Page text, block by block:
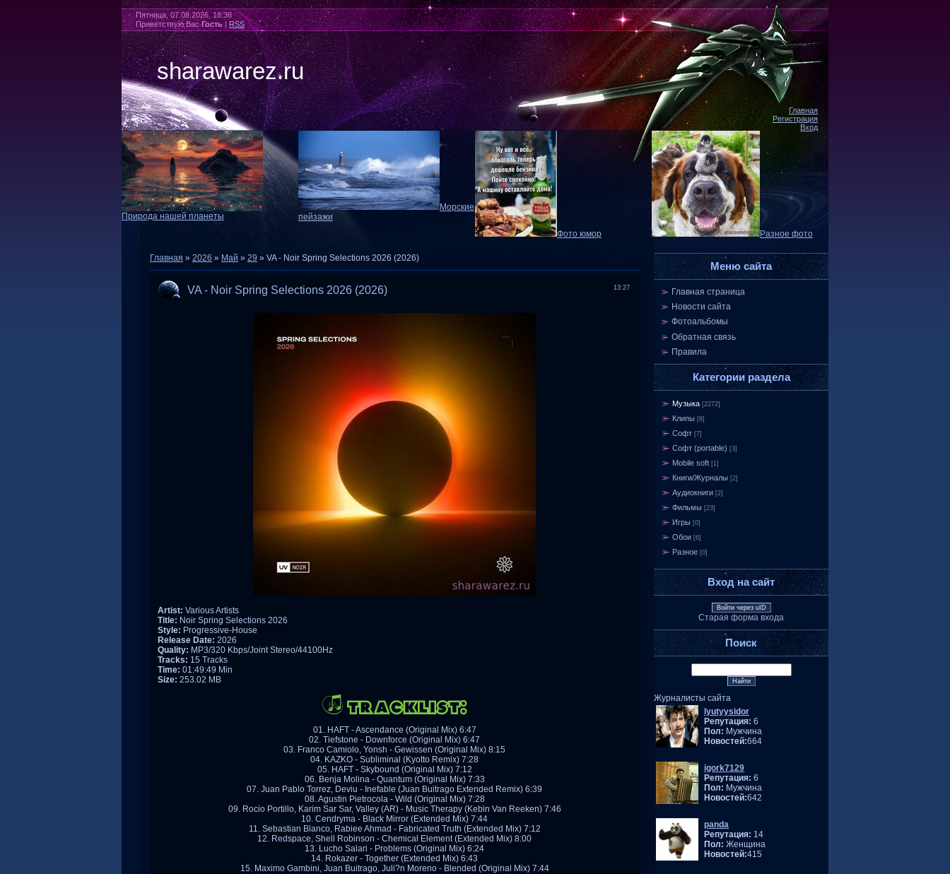
Пятница, 07.08.2026, 18:38
Приветствую Вас Гость|RSS
sharawarez.ru
Главная
Регистрация
Вход
Природа нашей планеты
Морские
пейзажи
Фото юмор
Разное фото
Главная » 2026 » Май » 29 » VA - Noir Spring Selections 2026 (2026)
13:27
VA - Noir Spring Selections 2026 (2026)
Artist: Various Artists
Title: Noir Spring Selections 2026
Style: Progressive-House
Release Date: 2026
Quality: MP3/320 Kbps/Joint Stereo/44100Hz
Tracks: 15 Tracks
Time: 01:49:49 Min
Size: 253.02 MB
01. HAFT - Ascendance (Original Mix) 6:47
02. Tiefstone - Downforce (Original Mix) 6:47
03. Franco Camiolo, Yonsh - Gewissen (Original Mix) 8:15
04. KAZKO - Subliminal (Kyotto Remix) 7:28
05. HAFT - Skybound (Original Mix) 7:12
06. Benja Molina - Quantum (Original Mix) 7:33
07. Juan Pablo Torrez, Deviu - Inefable (Juan Buitrago Extended Remix) 6:39
08. Agustin Pietrocola - Wild (Original Mix) 7:28
09. Rocio Portillo, Karim Sar Sar, Valley (AR) - Music Therapy (Kebin Van Reeken) 7:46
10. Cendryma - Black Mirror (Extended Mix) 7:44
11. Sebastian Blanco, Rabiee Ahmad - Fabricated Truth (Extended Mix) 7:12
12. Redspace, Shell Robinson - Chemical Element (Extended Mix) 8:00
13. Lucho Salari - Problems (Original Mix) 6:24
14. Rokazer - Together (Extended Mix) 6:43
15. Maximo Gambini, Juan Buitrago, Juli?n Moreno - Blended (Original Mix) 7:44
Меню сайта
Главная страница
Новости сайта
Фотоальбомы
Обратная связь
Правила
Категории раздела
Музыка [2272]
Клипы [8]
Софт [7]
Софт (portable) [3]
Mobile soft [1]
Книги/Журналы [2]
Аудиокниги [2]
Фильмы [23]
Игры [0]
Обои [6]
Разное [0]
Вход на сайт
Войти через uID
Старая форма входа
Поиск
Журналисты сайта
lyutyysidor
Репутация: 6
Пол: Мужчина
Новостей:664
igork7129
Репутация: 6
Пол: Мужчина
Новостей:642
panda
Репутация: 14
Пол: Женщина
Новостей:415